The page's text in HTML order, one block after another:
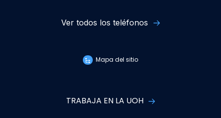
Ver todos los teléfonos
Mapa del sitio
TRABAJA EN LA UOH